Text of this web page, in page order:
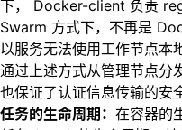
下， Docker-client 负责
Swarm 方式下，不再是
以服务无法使用工作节点
通过上述方式从管理节点分
也保证了认证信息传输的安
任务的生命周期： 在容器的